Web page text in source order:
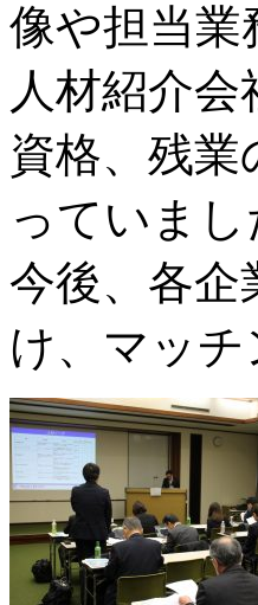
像や担当
人材紹介
資格、残
っていまし
今後、各企
け、マッ